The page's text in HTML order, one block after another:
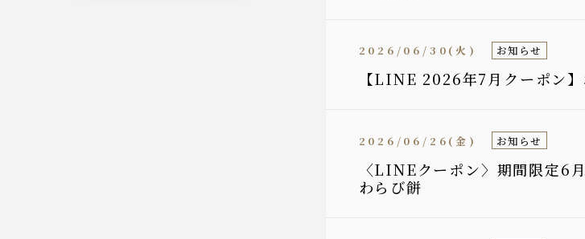
【LINE 2026年7月クーポン
2026/06/30(火) お知らせ
〈LINEクーポン〉期間限定6
わらび餅
2026/06/26(金) お知らせ